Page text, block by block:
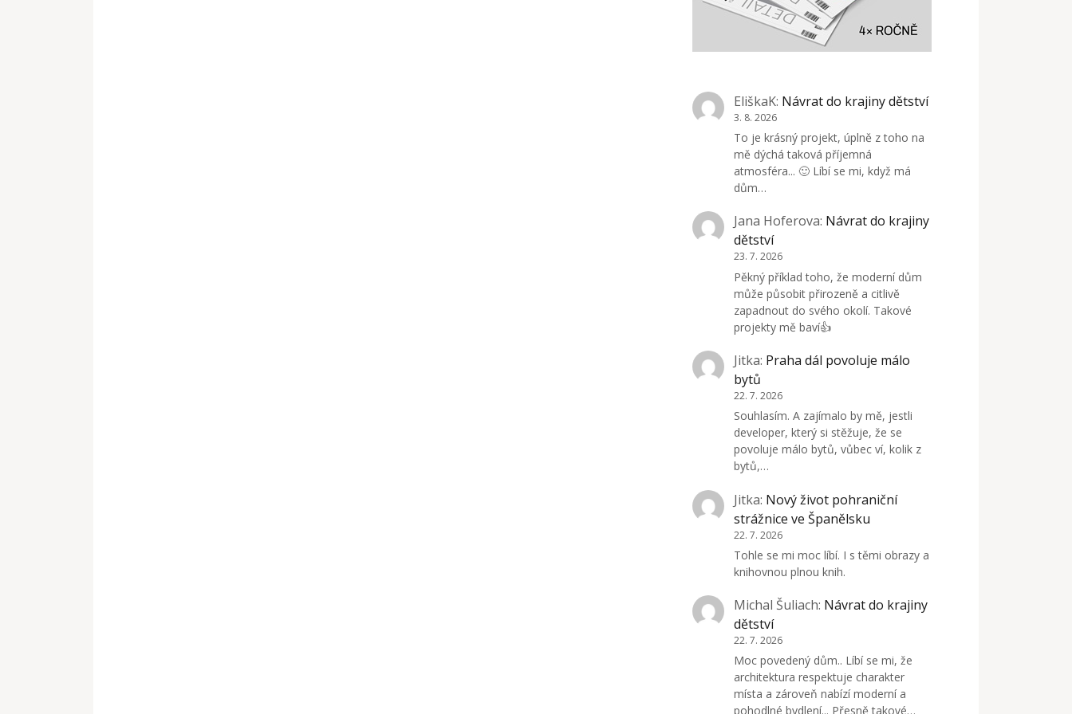
EliškaK: Návrat do krajiny dětství
3. 8. 2026
To je krásný projekt, úplně z toho na
mě dýchá taková příjemná
atmosféra... 🙂 Líbí se mi, když má
dům…
Jana Hoferova: Návrat do krajiny
dětství
23. 7. 2026
Pěkný příklad toho, že moderní dům
může působit přirozeně a citlivě
zapadnout do svého okolí. Takové
projekty mě baví👍
Jitka: Praha dál povoluje málo
bytů
22. 7. 2026
Souhlasím. A zajímalo by mě, jestli
developer, který si stěžuje, že se
povoluje málo bytů, vůbec ví, kolik z
bytů,…
Jitka: Nový život pohraniční
strážnice ve Španělsku
22. 7. 2026
Tohle se mi moc líbí. I s těmi obrazy a
knihovnou plnou knih.
Michal Šuliach: Návrat do krajiny
dětství
22. 7. 2026
Moc povedený dům.. Líbí se mi, že
architektura respektuje charakter
místa a zároveň nabízí moderní a
pohodlné bydlení... Přesně takové…